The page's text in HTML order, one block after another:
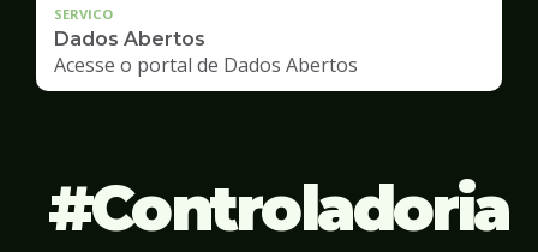
SERVICO
Dados Abertos
Acesse o portal de Dados Abertos
Controladoria